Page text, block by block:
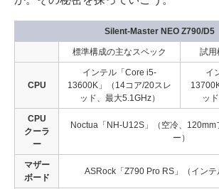
Silent-Master NEO Z790/D5
標準構成の主なスペック 試用
CPU
インテル「Core i5-
13600K」（14コア/20スレ
ッド、最大5.1GHz）
イ
ッ
CPU
クーラ
ー
Noctua「NH-U12S」（空冷、120mm
ー）
マザー
ボード
ASRock「Z790 Pro RS」（インテ